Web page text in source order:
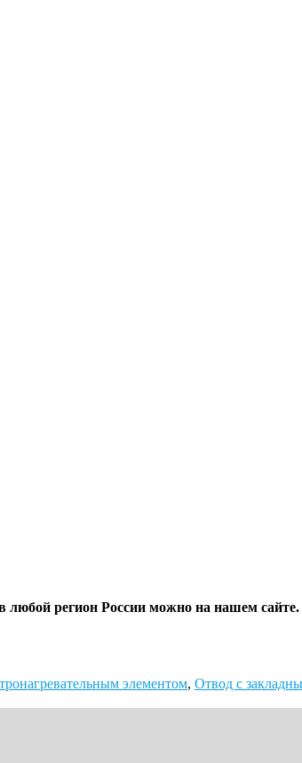
любой регион России можно на нашем сайте.
элементом, Отвод с